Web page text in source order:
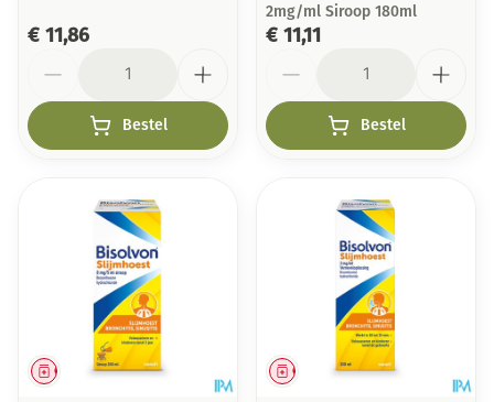
€ 11,86
Bestel
2mg/ml Siroop 180ml
€ 11,11
Bestel
Geneesmiddel Geneesmiddel